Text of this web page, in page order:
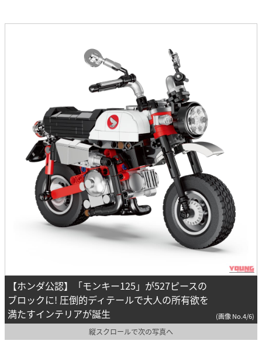
【ホンダ公認】「モンキー125」が527ピースの
ブロックに! 圧倒的ディテールで大人の所有欲を
満たすインテリアが誕生
(画像 No.4/6)
縦スクロールで次の写真へ